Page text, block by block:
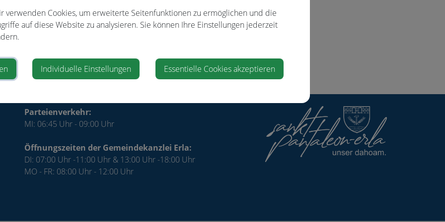
Veranstalter
Parteienverkehr:
MI: 06:45 Uhr - 09:00 Uhr
Öffnungszeiten der Gemeindekanzlei Erla:
DI: 07:00 Uhr -11:00 Uhr & 13:00 Uhr -18:00 Uhr
MO - FR: 08:00 Uhr - 12:00 Uhr
verwenden Cookies, um erweiterte Seitenfunktionen zu ermöglichen und die
auf diese Website zu analysieren. Sie können Ihre Einstellungen jederzeit
Individuelle Einstellungen Essentielle Cookies akzeptieren